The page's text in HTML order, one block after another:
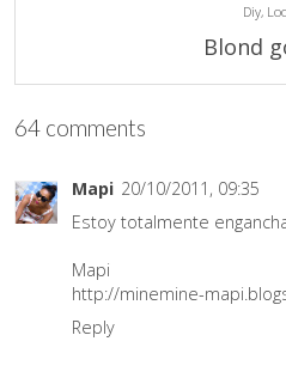
Diy,
Blond
64 comments
Mapi 20/10/2011, 09:35
Estoy totalmente
Mapi
http://minemine-
Reply